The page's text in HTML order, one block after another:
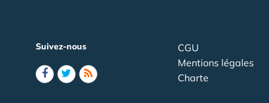
Suivez-nous
CGU
Mentions légales
Charte